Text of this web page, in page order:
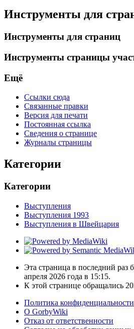
Инструменты для
Инструменты для страниц
Инструменты страницы
Ещё
Ссылки сюда
Связанные правки
Версия для печати
Постоянная ссылка
Сведения о странице
Журналы страницы
Категории
Категории
Выступления
Выступления 1993
Выступления в Швейцария
Эта страница в последний раз
апреля 2026 года в 15:15.
К этой странице обращались
Политика конфиденциальности
О GorbyWiki
Отказ от ответственности